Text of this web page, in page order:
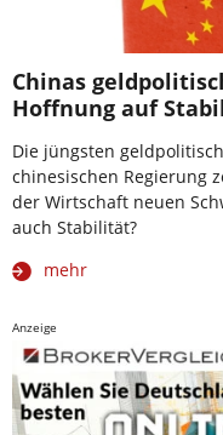
Chinas
Hoffnung auf
Die jüngsten
chinesischen Regierung
der Wirtschaft neuen
auch Stabilität?
mehr
Anzeige